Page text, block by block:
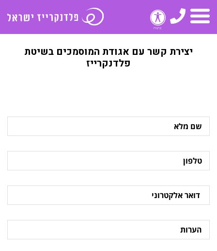
תפריט
טלפון
יצירת קשר עם אגודת המוסמכים בשיטת
פלדנקרייז
מלא
טלפון
אלקטרוני
הערות